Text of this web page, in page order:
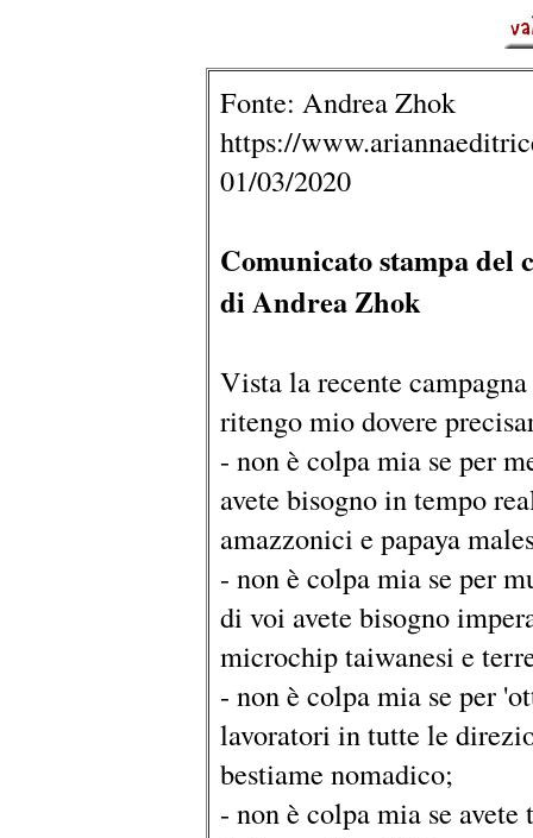
Fonte: Andrea Zhok
https://
01/03/2020
Comunicato stampa del
di Andrea Zhok
Vista la recente
ritengo mio dovere
- non è colpa mia se per
avete bisogno in tempo
amazzonici e papaya
- non è colpa mia se per
di voi avete bisogno
microchip taiwanesi e
- non è colpa mia se per
lavoratori in tutte le
bestiame nomadico;
- non è colpa mia se